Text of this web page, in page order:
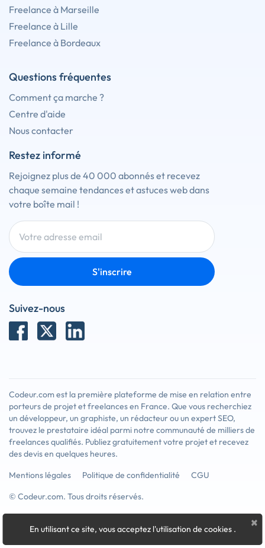
Freelance à Marseille
Freelance à Lille
Freelance à Bordeaux
Questions fréquentes
Comment ça marche ?
Centre d'aide
Nous contacter
Restez informé
Rejoignez plus de 40 000 abonnés et recevez
chaque semaine tendances et astuces web dans
votre boîte mail !
S'inscrire
Suivez-nous
Codeur.com est la première plateforme de mise en relation entre
porteurs de projet et freelances en France. Que vous recherchiez
un développeur, un graphiste, un rédacteur ou un expert SEO,
trouvez le prestataire idéal parmi notre communauté de milliers de
freelances qualifiés. Publiez gratuitement votre projet et recevez
des devis en quelques heures.
Mentions légales
Politique de confidentialité
CGU
© Codeur.com. Tous droits réservés.
×
En utilisant ce site, vous acceptez l'utilisation de cookies .